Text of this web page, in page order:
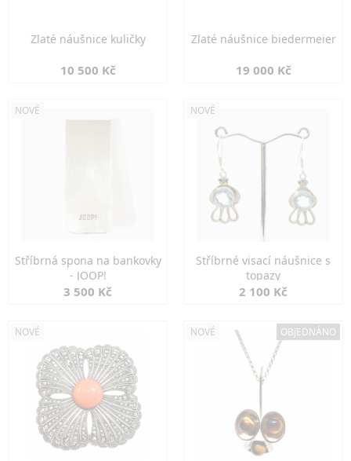
Zlaté náušnice kuličky
10 500 Kč
Zlaté náušnice biedermeier
19 000 Kč
NOVÉ
Stříbrná spona na bankovky
- JOOP!
3 500 Kč
NOVÉ
Stříbrné visací náušnice s
topazy
2 100 Kč
NOVÉ NOVÉ OBJEDNÁNO